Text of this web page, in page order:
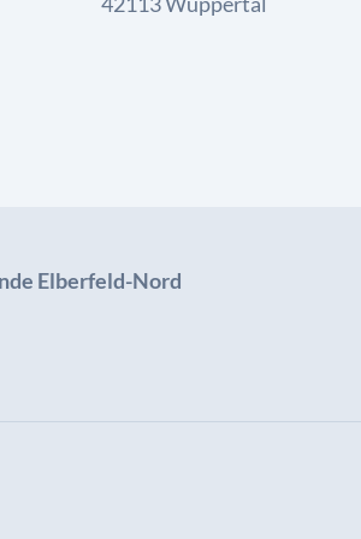
Elberfeld-Nord